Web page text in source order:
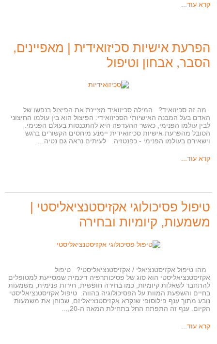
קרא עוד...
הפרעת אישיות סכיזואידית | מאפיינים,
הסבר, אבחון וטיפול
מה זה סכיזואיד? המילה סכיזואיד מציינת את הפיצול בנפשו של
האדם בעל המבנה האישיותי הסכיזואידי: הפיצול הוא בין עולמו החיצוני
לבין עולמו הפנימי, כאשר ההעדפה היא להתכנסות בעולם הפנימי.
הסובל מהפרעת אישיות סכיזואידית יימנע מיחסים הקשורים ברגש
וישאירם בעולמו הפנימי - כפנטזיה. לעיתים נראה גם נטיה…
קרא עוד...
טיפול פסיכולוגי אקזיסטנציאליסטי |
משמעות, קיומיות ובחירה
מהו טיפול אקזיסטנציאלי / אקזיסטנציאליסטי? טיפול
אקזיסטנציאליסטי הוא סוג של פסיכותרפיה דינמית שמסייעת למטופלים
להתחבר לשאלות קיומיות, כמו בחירה חופשית, חירות פנימית, משמעות
בחיים והשפעת המוות על הפסיכולוגיה בהווה. טיפול אקזיסטנציאליסטי
נובע מתוך ענף פילוסופי שנקרא אקזיסטנציאליזם, שבוחן את משמעות
הקיום. ענף זה התפתח החל בתחילת המאה ה-20,…
קרא עוד...